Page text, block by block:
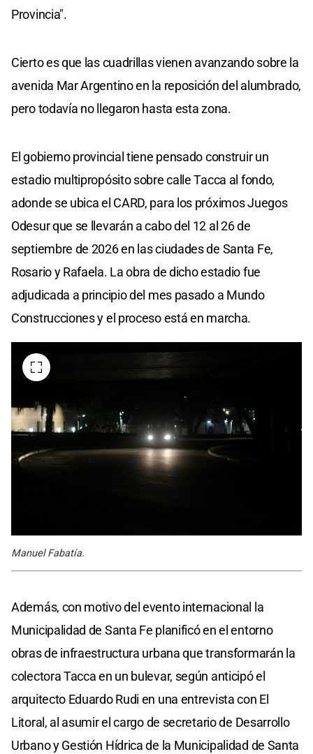
Provincia".
Cierto es que las cuadrillas vienen avanzando sobre la
avenida Mar Argentino en la reposición del alumbrado,
pero todavía no llegaron hasta esta zona.
El gobierno provincial tiene pensado construir un
estadio multipropósito sobre calle Tacca al fondo,
adonde se ubica el CARD, para los próximos Juegos
Odesur que se llevarán a cabo del 12 al 26 de
septiembre de 2026 en las ciudades de Santa Fe,
Rosario y Rafaela. La obra de dicho estadio fue
adjudicada a principio del mes pasado a Mundo
Construcciones y el proceso está en marcha.
Manuel Fabatía.
Además, con motivo del evento internacional la
Municipalidad de Santa Fe planificó en el entorno
obras de infraestructura urbana que transformarán la
colectora Tacca en un bulevar, según anticipó el
arquitecto Eduardo Rudi en una entrevista con El
Litoral, al asumir el cargo de secretario de Desarrollo
Urbano y Gestión Hídrica de la Municipalidad de Santa